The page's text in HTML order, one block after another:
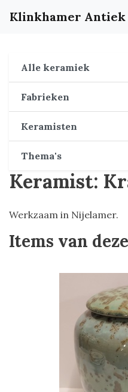
Klinkhamer Antiek
Alle keramiek
Fabrieken
Keramisten
Thema's
Keramist:
Werkzaam in Nijelamer.
Items van